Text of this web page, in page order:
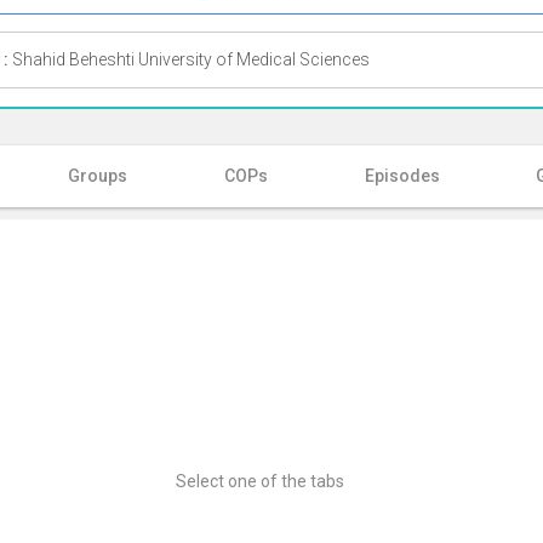
Shahid Beheshti University of Medical Sciences
Groups COPs Episodes
Select one of the tabs